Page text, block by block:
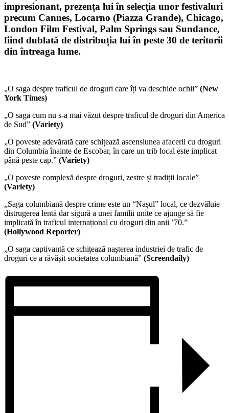
impresionant, prezența lui în selecția unor festivaluri
precum Cannes, Locarno (Piazza Grande), Chicago,
London Film Festival, Palm Springs sau Sundance,
fiind dublată de distribuția lui în peste 30 de teritorii
din întreaga lume.
„O saga despre traficul de droguri care îți va deschide ochii” (New
York Times)
„O saga cum nu s-a mai văzut despre traficul de droguri din America
de Sud” (Variety)
„O poveste adevărată care schițează ascensiunea afacerii cu droguri
din Columbia înainte de Escobar, în care un trib local este implicat
până peste cap.” (Variety)
„O poveste complexă despre droguri, zestre și tradiții locale”
(Variety)
„Saga columbiană despre crime este un “Nașul” local, ce dezvăluie
distrugerea lentă dar sigură a unei familii unite ce ajunge să fie
implicată în traficul internațional cu droguri din anii ’70.”
(Hollywood Reporter)
„O saga captivantă ce schițează nașterea industriei de trafic de
droguri ce a răvășit societatea columbiană” (Screendaily)